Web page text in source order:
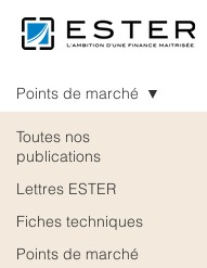
Publications
Toutes nos
publications
Lettres ESTER
Fiches techniques
Points de marché
Points de marché